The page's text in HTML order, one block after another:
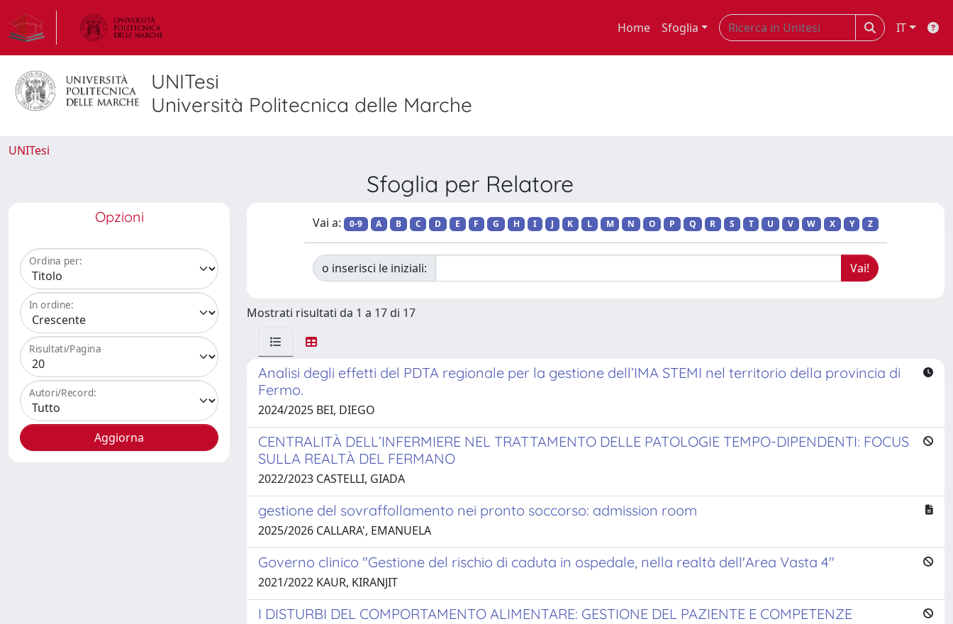
Home Sfoglia IT
UNITesi
Università Politecnica delle Marche
UNITesi
Sfoglia per Relatore
Opzioni
Ordina per:
In ordine:
Risultati/Pagina
Autori/Record:
Vai a: 0-9 A B C D E F G H I J K L M N O P Q R S T U V W X Y Z
o inserisci le iniziali:
Mostrati risultati da 1 a 17 di 17
Analisi degli effetti del PDTA regionale per la gestione dell’IMA STEMI nel territorio della provincia di
Fermo.
2024/2025 BEI, DIEGO
CENTRALITÀ DELL’INFERMIERE NEL TRATTAMENTO DELLE PATOLOGIE TEMPO-DIPENDENTI: FOCUS
SULLA REALTÀ DEL FERMANO
2022/2023 CASTELLI, GIADA
gestione del sovraffollamento nei pronto soccorso: admission room
2025/2026 CALLARA', EMANUELA
Governo clinico "Gestione del rischio di caduta in ospedale, nella realtà dell'Area Vasta 4"
2021/2022 KAUR, KIRANJIT
I DISTURBI DEL COMPORTAMENTO ALIMENTARE: GESTIONE DEL PAZIENTE E COMPETENZE